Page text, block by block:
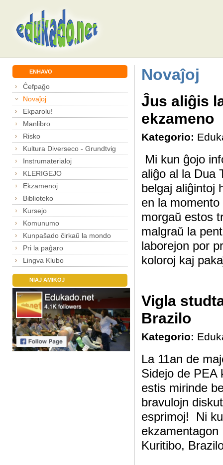
ENHAVO
Ĉefpaĝo
Novaĵoj
Ekparolu!
Manlibro
Risko
Kultura Diverseco - Grundtvig
Instrumaterialoj
KLERIGEJO
Ekzamenoj
Biblioteko
Kursejo
Komunumo
Kunpaŝado ĉirkaŭ la mondo
Pri la paĝaro
Lingva Klubo
NIAJ AMIKOJ
Novaĵoj
Ĵus aliĝis
ekzameno
Kategorio:
Mi kun ĝojo
aliĝo al la Dua
belgaj aliĝintoj
en la
morgaŭ estos
malgraŭ la
laborejon por
koloroj kaj
Vigla
Brazilo
Kategorio:
La 11an de
Sidejo de PEA
estis mirinde
bravulojn
esprimoj! Ni
Kuritibo,